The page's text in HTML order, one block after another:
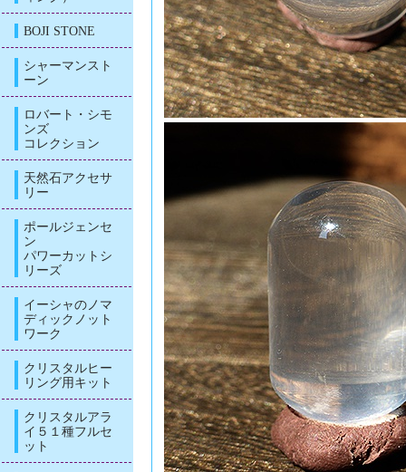
BOJI STONE
シャーマンスト
ーン
ロバート・シモ
ンズ
コレクション
天然石アクセサ
リー
ポールジェンセ
ン
パワーカットシ
リーズ
イーシャのノマ
ディックノット
ワーク
クリスタルヒー
リング用キット
クリスタルアラ
イ５１種フルセ
ット